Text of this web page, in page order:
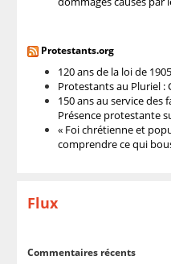
Protestants.org
120 ans de la loi de
Protestants au Pluriel :
150 ans au service des
Présence protestante
« Foi chrétienne et
comprendre ce qui
Flux
Commentaires récents